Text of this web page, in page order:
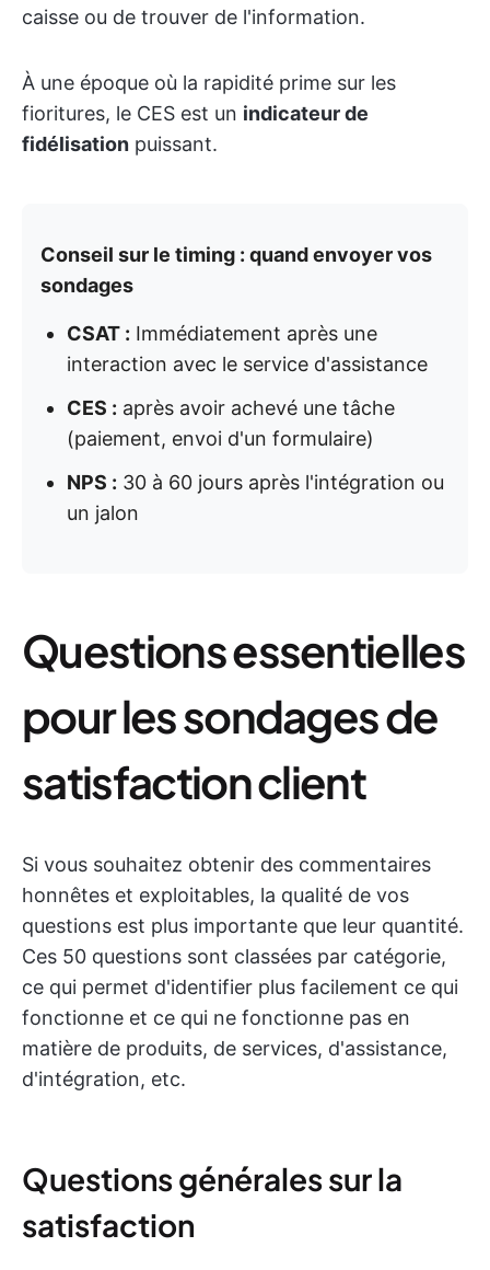
caisse ou de trouver de l'information.
À une époque où la rapidité prime sur les
fioritures, le CES est un indicateur de
fidélisation puissant.
Conseil sur le timing : quand envoyer vos
sondages
CSAT : Immédiatement après une
interaction avec le service d'assistance
CES : après avoir achevé une tâche
(paiement, envoi d'un formulaire)
NPS : 30 à 60 jours après l'intégration ou
un jalon
Questions essentielles
pour les sondages de
satisfaction client
Si vous souhaitez obtenir des commentaires
honnêtes et exploitables, la qualité de vos
questions est plus importante que leur quantité.
Ces 50 questions sont classées par catégorie,
ce qui permet d'identifier plus facilement ce qui
fonctionne et ce qui ne fonctionne pas en
matière de produits, de services, d'assistance,
d'intégration, etc.
Questions générales sur la
satisfaction